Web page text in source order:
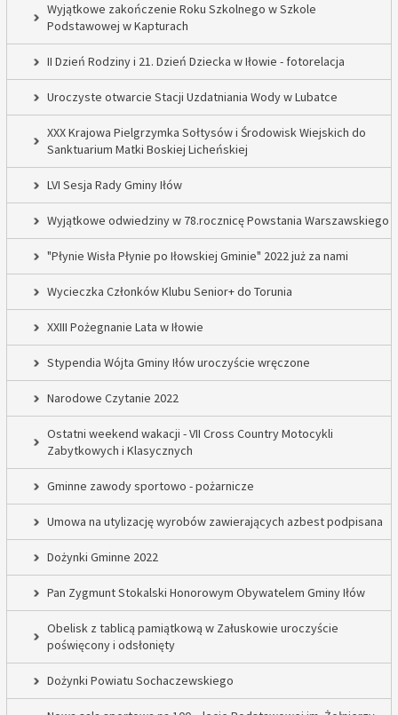
Wyjątkowe zakończenie Roku Szkolnego w Szkole
Podstawowej w Kapturach
II Dzień Rodziny i 21. Dzień Dziecka w Iłowie - fotorelacja
Uroczyste otwarcie Stacji Uzdatniania Wody w Lubatce
XXX Krajowa Pielgrzymka Sołtysów i Środowisk Wiejskich do
Sanktuarium Matki Boskiej Licheńskiej
LVI Sesja Rady Gminy Iłów
Wyjątkowe odwiedziny w 78.rocznicę Powstania Warszawskiego
"Płynie Wisła Płynie po Iłowskiej Gminie" 2022 już za nami
Wycieczka Członków Klubu Senior+ do Torunia
XXIII Pożegnanie Lata w Iłowie
Stypendia Wójta Gminy Iłów uroczyście wręczone
Narodowe Czytanie 2022
Ostatni weekend wakacji - VII Cross Country Motocykli
Zabytkowych i Klasycznych
Gminne zawody sportowo - pożarnicze
Umowa na utylizację wyrobów zawierających azbest podpisana
Dożynki Gminne 2022
Pan Zygmunt Stokalski Honorowym Obywatelem Gminy Iłów
Obelisk z tablicą pamiątkową w Załuskowie uroczyście
poświęcony i odsłonięty
Dożynki Powiatu Sochaczewskiego